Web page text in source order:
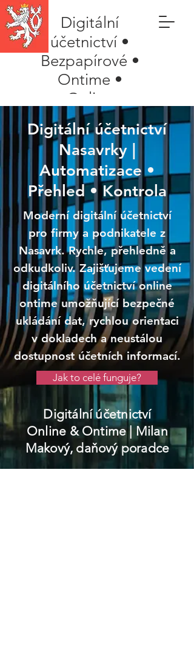
Digitální
účetnictví •
Bezpapírové •
Ontime •
Online
Digitální účetnictví
Nasavrky |
Automatizace •
Přehled • Kontrola
Moderní digitální účetnictví
pro firmy a podnikatele z
Nasavrk. Rychle, přehledně a
odkudkoliv. Zajišťujeme vedení
digitálního účetnictví online
ontime umožňující bezpečné
ukládání dat, rychlou orientaci
v dokladech a neustálou
dostupnost účetních informací.
Jak to celé funguje?
Digitální účetnictví
Online & Ontime| Milan
Makový, daňový poradce